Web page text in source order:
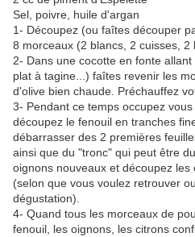
Sel, poivre, huile d'argan
1- Découpez (ou faîtes découper
8 morceaux (2 blancs, 2 cuisses, 2
2- Dans une cocotte en fonte
plat à tagine...) faîtes revenir les
d'olive bien chaude. Préchauffez
3- Pendant ce temps occupez
découpez le fenouil en tranches
débarrasser des 2 premières
ainsi que du "tronc" qui peut être
oignons nouveaux et découpez
(selon que vous voulez retrouver
dégustation).
4- Quand tous les morceaux de
fenouil, les oignons, les citrons